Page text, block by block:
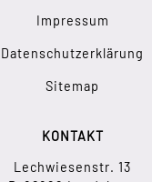
Impressum
Datenschutzerklärung
Sitemap
KONTAKT
Lechwiesenstr. 13